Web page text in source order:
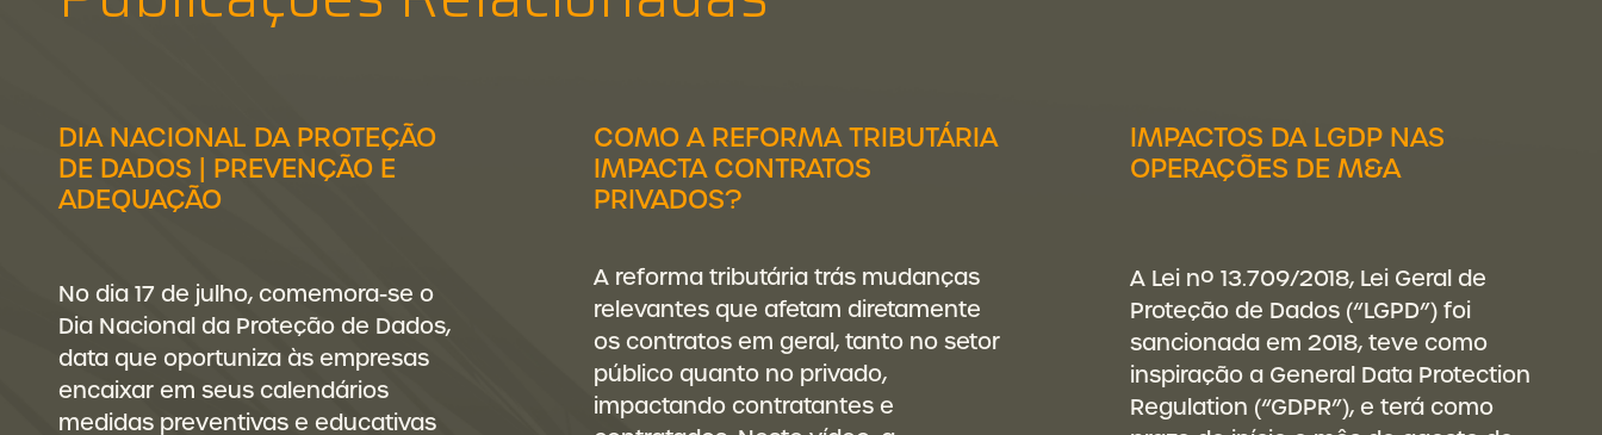
DIA NACIONAL DA PROTEÇÃO
DE DADOS | PREVENÇÃO E
ADEQUAÇÃO
No dia 17 de julho, comemora-se o
Dia Nacional da Proteção de Dados,
data que oportuniza às empresas
encaixar em seus calendários
medidas preventivas e educativas
COMO A REFORMA TRIBUTÁRIA
IMPACTA CONTRATOS
PRIVADOS?
A reforma tributária trás mudanças
relevantes que afetam diretamente
os contratos em geral, tanto no setor
público quanto no privado,
impactando contratantes e
IMPACTOS DA LGDP NAS
OPERAÇÕES DE M&A
A Lei nº 13.709/2018, Lei Geral de
Proteção de Dados (“LGPD”) foi
sancionada em 2018, teve como
inspiração a General Data Protection
Regulation (“GDPR”), e terá como